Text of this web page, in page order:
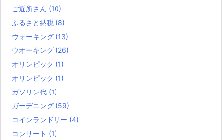
ご近所さん (10)
ふるさと納税 (8)
ウォーキング (13)
ウオーキング (26)
オリンピック (1)
オリンピック (1)
ガソリン代 (1)
ガーデニング (59)
コインランドリー (4)
コンサート (1)